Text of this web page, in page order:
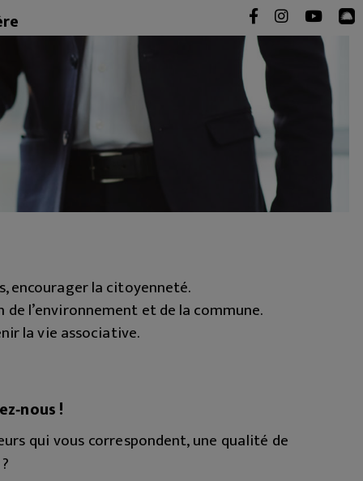
encourager la citoyenneté.
l’environnement et de la commune.
la vie associative.
!
qui vous correspondent, une qualité de